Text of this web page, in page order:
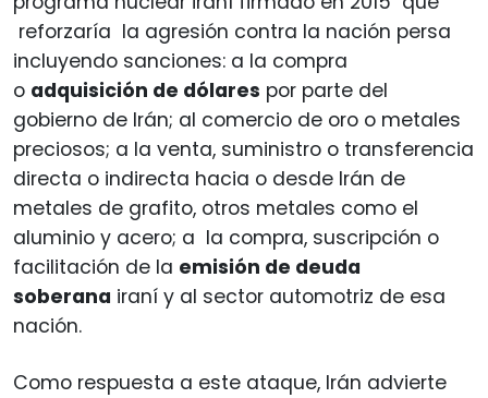
reforzaría la agresión contra la nación persa
incluyendo sanciones: a la compra
o adquisición de dólares por parte del
gobierno de Irán; al comercio de oro o metales
preciosos; a la venta, suministro o transferencia
directa o indirecta hacia o desde Irán de
metales de grafito, otros metales como el
aluminio y acero; a la compra, suscripción o
facilitación de la emisión de deuda
soberana iraní y al sector automotriz de esa
nación.
Como respuesta a este ataque, Irán advierte